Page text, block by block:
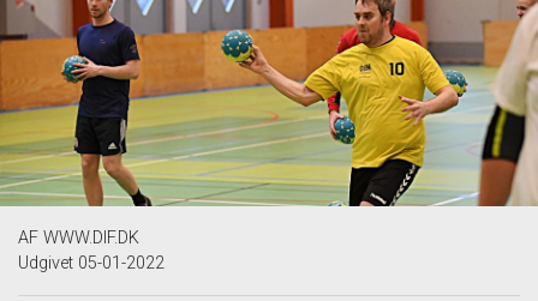
AF WWW.DIF.DK
Udgivet 05-01-2022